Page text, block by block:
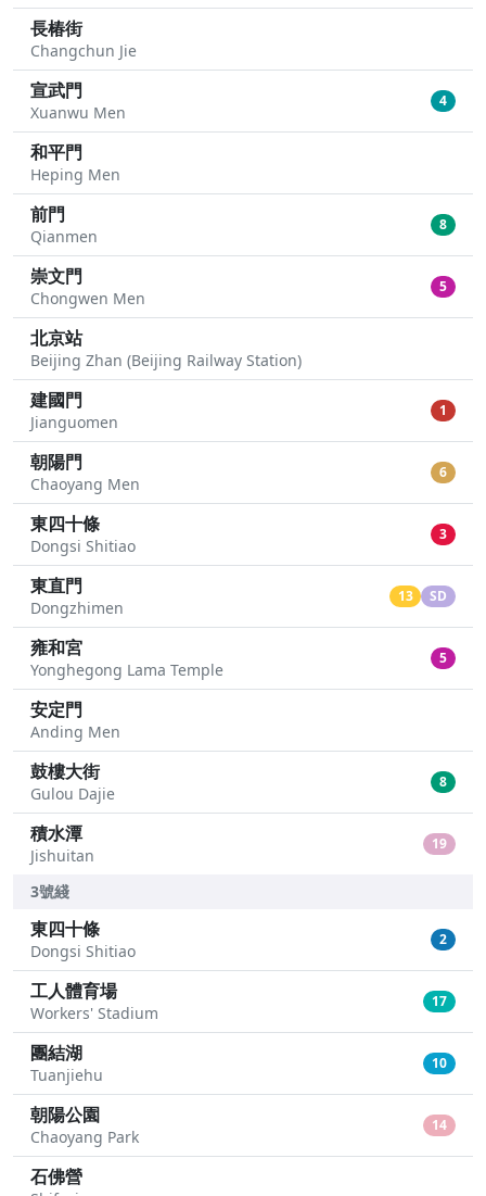
長椿街
Changchun Jie
宣武門
Xuanwu Men
4
和平門
Heping Men
前門
Qianmen
8
崇文門
Chongwen Men
5
北京站
Beijing Zhan (Beijing Railway Station)
建國門
Jianguomen
1
朝陽門
Chaoyang Men
6
東四十條
Dongsi Shitiao
3
東直門
Dongzhimen
13 SD
雍和宮
Yonghegong Lama Temple
5
安定門
Anding Men
鼓樓大街
Gulou Dajie
8
積水潭
Jishuitan
19
3號綫
東四十條
Dongsi Shitiao
2
工人體育場
Workers' Stadium
17
團結湖
Tuanjiehu
10
朝陽公園
Chaoyang Park
14
石佛營